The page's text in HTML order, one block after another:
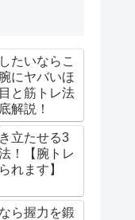
たいならこ
にヤバいほ
と筋トレ法
解説！
立たせる3
！【腕トレ
れます】
ら握力を鍛